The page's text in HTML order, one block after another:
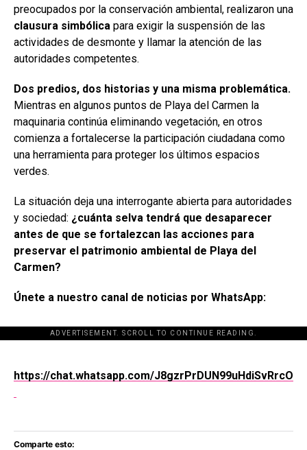
preocupados por la conservación ambiental, realizaron una
clausura simbólica para exigir la suspensión de las
actividades de desmonte y llamar la atención de las
autoridades competentes.
Dos predios, dos historias y una misma problemática.
Mientras en algunos puntos de Playa del Carmen la
maquinaria continúa eliminando vegetación, en otros
comienza a fortalecerse la participación ciudadana como
una herramienta para proteger los últimos espacios
verdes.
La situación deja una interrogante abierta para autoridades
y sociedad: ¿cuánta selva tendrá que desaparecer
antes de que se fortalezcan las acciones para
preservar el patrimonio ambiental de Playa del
Carmen?
Únete a nuestro canal de noticias por WhatsApp:
ADVERTISEMENT. SCROLL TO CONTINUE READING.
[adsforwp id="243463"]
https://chat.whatsapp.com/J8gzrPrDUN99uHdiSvRrcO
Comparte esto: